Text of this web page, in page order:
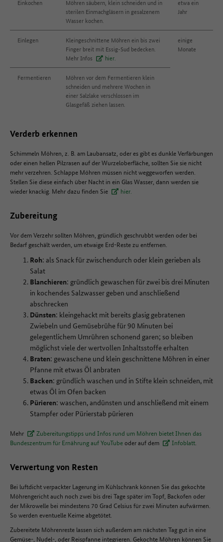
Einkochen
Möhren säubern, klein schneiden und in
sterilen Einmachgläsern in gesalzenem
Wasser kochen.
etwa ein
Jahr
Einlegen
Kleingeschnittene Möhren ein bis zwei
Finger breit mit Essig-Sud bedecken.
Mehr Infos
hier.
einige
Monate
Fermentieren
Möhren vor dem Fermentieren klein
schneiden und mehrere Wochen in
einer Salzlake verschlossen im
Glasgefäß ziehen lassen.
Verderb erkennen
Schimmeln Möhren, z. B. am Laubansatz, oder es gibt es dunkle Verfärbungen
oder einen hellen Pilzrasen auf der Wurzeloberfläche, sollten Sie sie nicht
mehr verzehren. Schlappe Möhren müssen nicht weggeworfen werden.
Stellen Sie diese einfach über Nacht in ein Glas Wasser, dann werden sie
wieder knackig. Mehr dazu finden Sie
hier.
Zubereitung
Vor dem Verzehr sollten Möhren, gründlich geschrubbt werden oder bei
Bedarf geschält werden, um etwaige Erd-Reste zu entfernen.
Roh: als Snack für zwischendurch oder klein gerieben als
Salat
Blanchieren: gründlich gewaschen für zwei bis drei Minuten
in kochendes Salzwasser geben und anschließend
abschrecken
Dünsten: kleingehackt mit bereits glasig gebratenen
Zwiebeln und Gemüsebrühe für 90 Minuten bei
gelegentlichem Umrühren schonend garen; so bleiben
möglichst viele der wertvollen Inhaltsstoffe erhalten
Braten: gewaschene und klein geschnittene Möhren in einer
Pfanne mit etwas Öl anbraten
Backen: gründlich waschen und in Stifte klein schneiden, mit
etwas Öl im Ofen backen
Pürieren: waschen, andünsten und anschließend mit einem
Stampfer oder Pürierstab pürieren
Mehr
Zubereitungstipps und Infos rund um Möhren bietet Ihnen das
Bundeszentrum für Ernährung auf YouTubeoder auf dem Infoblatt.
Verwertung von Resten
Bei luftdicht verpackter Lagerung im Kühlschrank können Sie das gekochte
Möhrengericht auch noch zwei bis drei Tage später im Topf, Backofen oder
der Mikrowelle bei mindestens 70 Grad Celsius für zwei Minuten aufwärmen.
So werden eventuelle Keime abgetötet.
Zubereitete Möhrenreste lassen sich außerdem am nächsten Tag gut in eine
Gemüse-, Nudel-, oder Reispfanne integrieren. Gekochte Möhren können Sie